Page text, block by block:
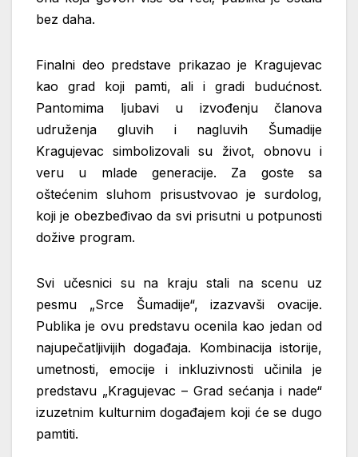
bez daha.
Finalni deo predstave prikazao je Kragujevac
kao grad koji pamti, ali i gradi budućnost.
Pantomima ljubavi u izvođenju članova
udruženja gluvih i nagluvih Šumadije
Kragujevac simbolizovali su život, obnovu i
veru u mlade generacije. Za goste sa
oštećenim sluhom prisustvovao je surdolog,
koji je obezbeđivao da svi prisutni u potpunosti
dožive program.
Svi učesnici su na kraju stali na scenu uz
pesmu „Srce Šumadije“, izazvavši ovacije.
Publika je ovu predstavu ocenila kao jedan od
najupečatljivijih događaja. Kombinacija istorije,
umetnosti, emocije i inkluzivnosti učinila je
predstavu „Kragujevac – Grad sećanja i nade“
izuzetnim kulturnim događajem koji će se dugo
pamtiti.